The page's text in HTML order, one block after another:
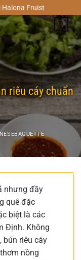
Halona Fruist
0
riêu cáy chuẩn
nhưng đầy
quê đặc
biệt là các
Định. Không
bún riêu cáy
nồng